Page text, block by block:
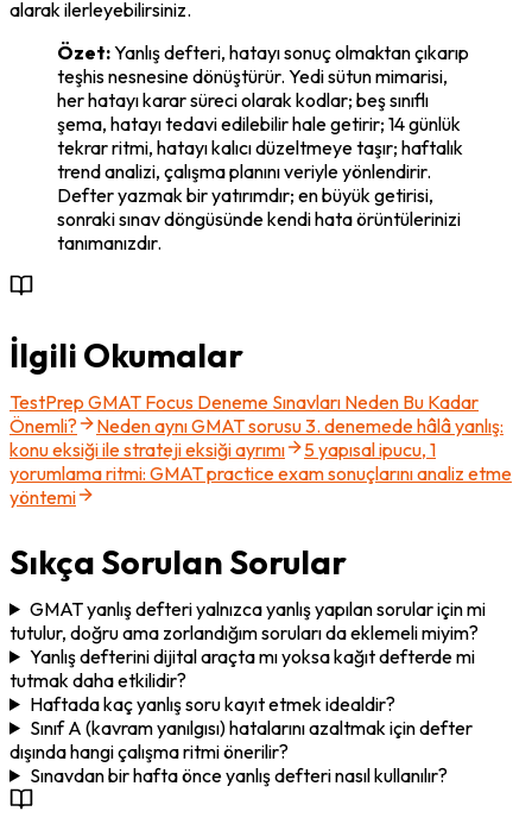
alarak ilerleyebilirsiniz.
Özet:Yanlış defteri, hatayı sonuç olmaktan çıkarıp
teşhis nesnesine dönüştürür. Yedi sütun mimarisi,
her hatayı karar süreci olarak kodlar; beş sınıflı
şema, hatayı tedavi edilebilir hale getirir; 14 günlük
tekrar ritmi, hatayı kalıcı düzeltmeye taşır; haftalık
trend analizi, çalışma planını veriyle yönlendirir.
Defter yazmak bir yatırımdır; en büyük getirisi,
sonraki sınav döngüsünde kendi hata örüntülerinizi
tanımanızdır.
İlgili Okumalar
TestPrep GMAT Focus Deneme Sınavları Neden Bu Kadar
Önemli?
Neden aynı GMAT sorusu 3. denemede hâlâ yanlış:
konu eksiği ile strateji eksiği ayrımı
5 yapısal ipucu, 1
yorumlama ritmi: GMAT practice exam sonuçlarını analiz etme
yöntemi
Sıkça Sorulan Sorular
GMAT yanlış defteri yalnızca yanlış yapılan sorular için mi
tutulur, doğru ama zorlandığım soruları da eklemeli miyim?
Yanlış defterini dijital araçta mı yoksa kağıt defterde mi
tutmak daha etkilidir?
Haftada kaç yanlış soru kayıt etmek idealdir?
Sınıf A (kavram yanılgısı) hatalarını azaltmak için defter
dışında hangi çalışma ritmi önerilir?
Sınavdan bir hafta önce yanlış defteri nasıl kullanılır?